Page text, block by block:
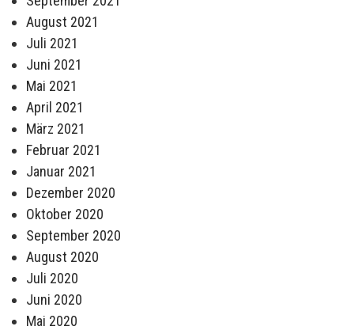
August 2021
Juli 2021
Juni 2021
Mai 2021
April 2021
März 2021
Februar 2021
Januar 2021
Dezember 2020
Oktober 2020
September 2020
August 2020
Juli 2020
Juni 2020
Mai 2020